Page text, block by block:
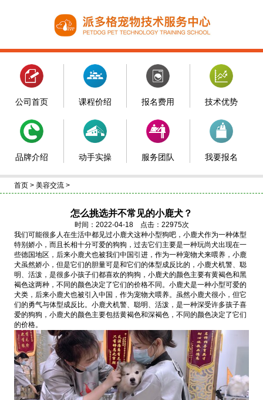
公司首页 课程价绍 报名费用 技术优势
品牌介绍 动手实操 服务团队 我要报名
首页 > 美容交流 >
怎么挑选并不常见的小鹿犬？
时间：2022-04-18 点击：22975次
我们可能很多人在生活中都见过小鹿犬这种小型狗吧，小鹿犬作为一种体型
特别娇小，而且长相十分可爱的狗狗，过去它们主要是一种玩尚犬出现在一
些德国地区，后来小鹿犬也被我们中国引进，作为一种宠物犬来喂养，小鹿
犬虽然娇小，但是它们的胆量可是和它们的体型成反比的，小鹿犬机警、聪
明、活泼，是很多小孩子们都喜欢的狗狗，小鹿犬的颜色主要有黄褐色和黑
褐色这两种，不同的颜色决定了它们的价格不同。 小鹿犬是一种小型可爱的
犬类，后来小鹿犬也被引入中国，作为宠物犬喂养。虽然小鹿犬很小，但它
们的勇气与体型成反比。小鹿犬机警、聪明、活泼，是一种深受许多孩子喜
爱的狗狗，小鹿犬的颜色主要包括黄褐色和深褐色，不同的颜色决定了它们
的价格。